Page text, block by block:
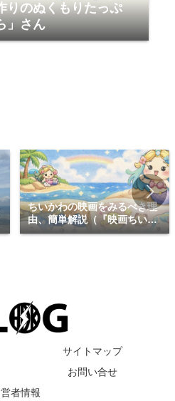
りのぬくもりたっぷ
」さん
ちいかわの映画をみるべき理
由、簡単解説（『映画ちいか
わ 人魚の島のひみつ』）
サイトマップ
お問い合せ
者情報